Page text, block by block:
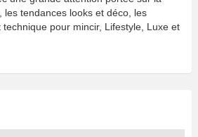
les tendances looks et déco, les
pour mincir, Lifestyle, Luxe et